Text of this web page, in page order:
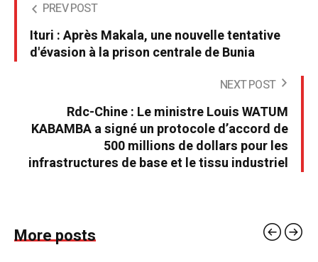
PREV POST
Ituri : Après Makala, une nouvelle tentative
d'évasion à la prison centrale de Bunia
NEXT POST
Rdc-Chine : Le ministre Louis WATUM
KABAMBA a signé un protocole d’accord de
500 millions de dollars pour les
infrastructures de base et le tissu industriel
More posts